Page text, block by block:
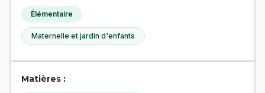
Élémentaire
Maternelle et jardin d'enfants
Matières :